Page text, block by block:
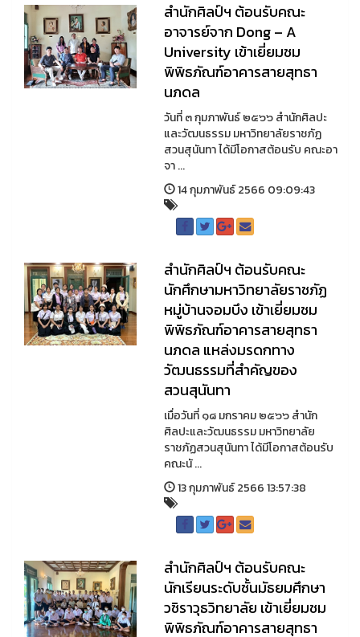
สำนักศิลป์ฯ ต้อนรับคณะ
อาจารย์จาก Dong – A
University เข้าเยี่ยมชม
พิพิธภัณฑ์อาคารสายสุทธา
นภดล
วันที่ ๓ กุมภาพันธ์ ๒๕๖๖ สำนักศิลปะ
และวัฒนธรรม มหาวิทยาลัยราชภัฏ
สวนสุนันทา ได้มีโอกาสต้อนรับ คณะอา
จา ...
14 กุมภาพันธ์ 2566 09:09:43
สำนักศิลป์ฯ ต้อนรับคณะ
นักศึกษามหาวิทยาลัยราชภัฏ
หมู่บ้านจอมบึง เข้าเยี่ยมชม
พิพิธภัณฑ์อาคารสายสุทธา
นภดล แหล่งมรดกทาง
วัฒนธรรมที่สำคัญของ
สวนสุนันทา
เมื่อวันที่ ๑๘ มกราคม ๒๕๖๖ สำนัก
ศิลปะและวัฒนธรรม มหาวิทยาลัย
ราชภัฏสวนสุนันทา ได้มีโอกาสต้อนรับ
คณะนั ...
13 กุมภาพันธ์ 2566 13:57:38
สำนักศิลป์ฯ ต้อนรับคณะ
นักเรียนระดับชั้นมัธยมศึกษา
วชิราวุธวิทยาลัย เข้าเยี่ยมชม
พิพิธภัณฑ์อาคารสายสุทธา